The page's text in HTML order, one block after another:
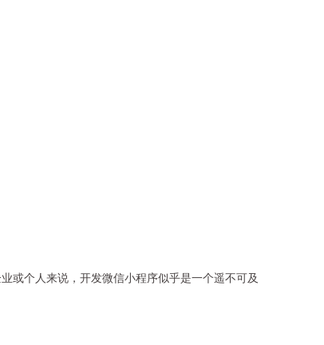
或个人来说，开发微信小程序似乎是一个遥不可及